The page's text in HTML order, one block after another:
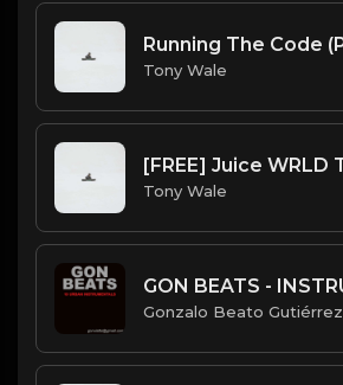
Tony Wale
Tony Wale
Gonzalo Beato Gutiérrez